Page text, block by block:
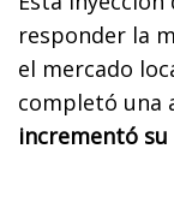
responder la
el mercado
completó una
incrementó su